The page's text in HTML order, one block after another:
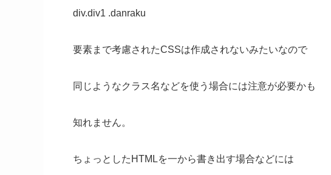
div.div1 .danraku
要素まで考慮されたCSSは作成されないみたいなので
同じようなクラス名などを使う場合には注意が必要かも
知れません。
ちょっとしたHTMLを一から書き出す場合などには